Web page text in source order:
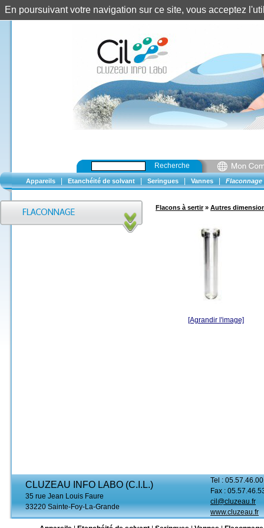
Recherche
Appareils Etanchéité de solvant Seringues Vannes Flaconnage
Flacons à sertir» Autres
[Agrandir l'image]
CLUZEAU INFO LABO (C.I.L.)
35 rue Jean Louis Faure
33220 Sainte-Foy-La-Grande
Tel :
Fax :
cil@cluzeau.fr
www.cluzeau.fr
En poursuivant votre navigation sur ce site, vous acceptez